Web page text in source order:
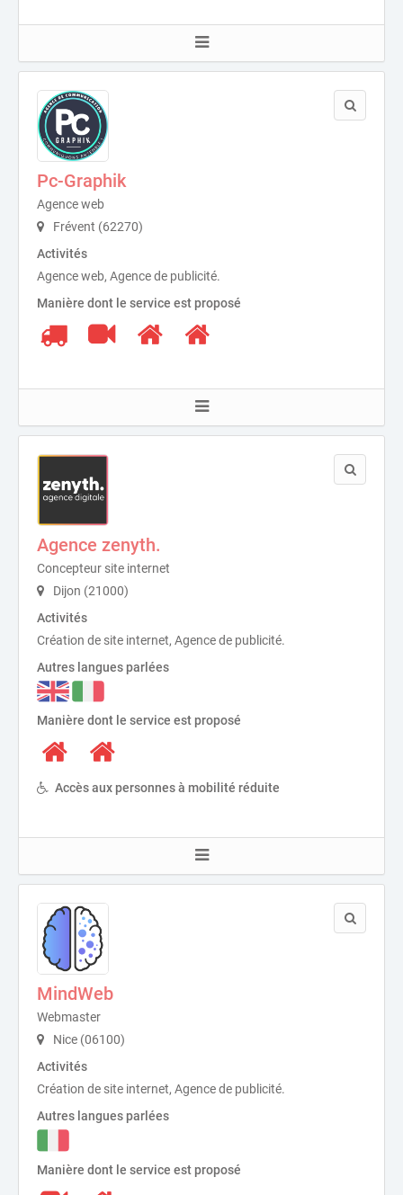
Pc-Graphik
Agence web
Frévent (62270)
Activités
Agence web, Agence de publicité.
Manière dont le service est proposé
Agence zenyth.
Concepteur site internet
Dijon (21000)
Activités
Création de site internet, Agence de publicité.
Autres langues parlées
Manière dont le service est proposé
Accès aux personnes à mobilité réduite
MindWeb
Webmaster
Nice (06100)
Activités
Création de site internet, Agence de publicité.
Autres langues parlées
Manière dont le service est proposé